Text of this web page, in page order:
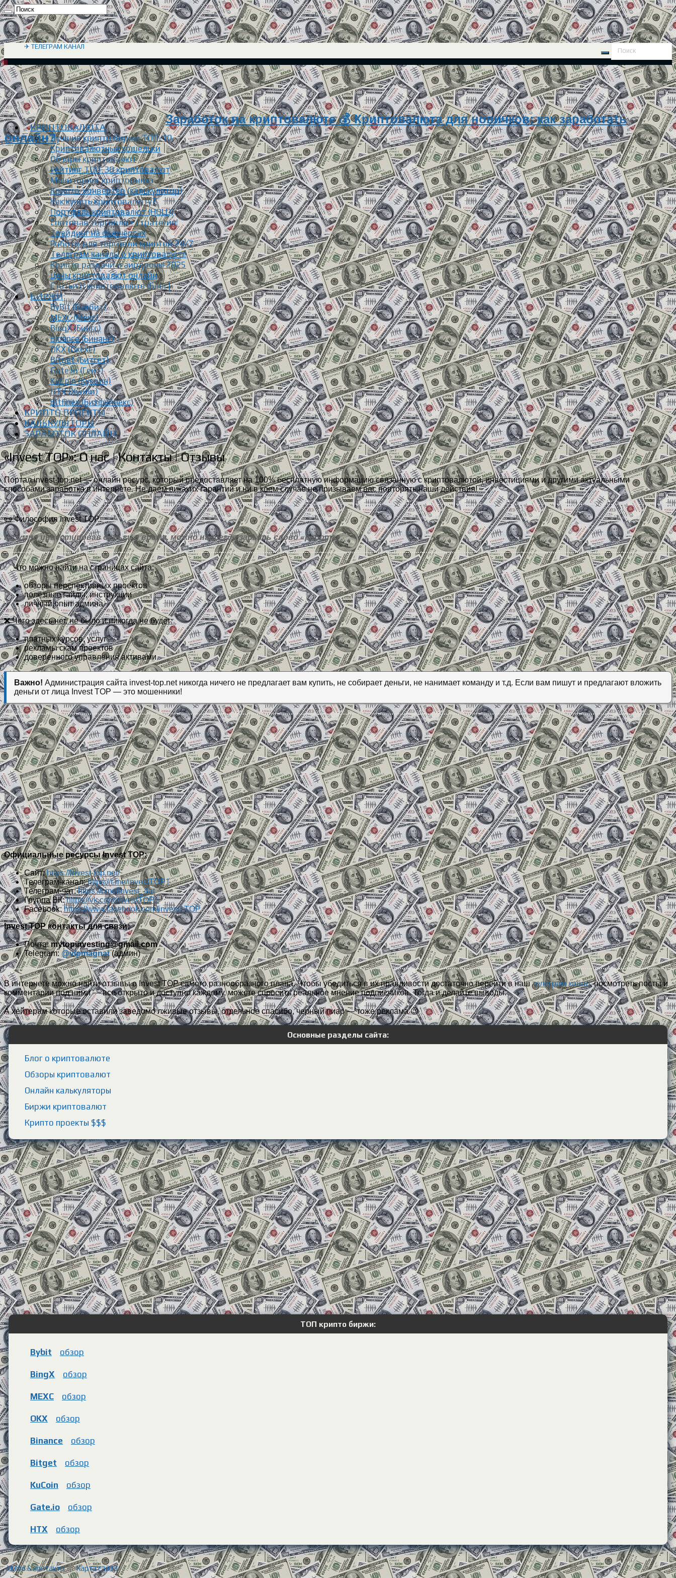
✈ ТЕЛЕГРАМ КАНАЛ
Заработок на криптовалюте 💰 Криптовалюта для новичков: как заработать
онлайн?
КРИПТОВАЛЮТА
Лучшие крипто биржи ТОП-10
Криптовалютные кошельки
Обзоры криптовалют
Рейтинг ТОП-30 криптовалют
Мониторинг крипторынка
Крипто-конвертер (калькулятор)
Как купить криптовалюту?
Портфель криптовалют (HOLD)
Спотовая торговля + стратегия!
Трейдинг на фьючерсах
Роботы для торговли криптой 24/7
Телеграм каналы о криптовалюте
Крипто раздачи и аирдропы 2025
Цены криптовалют онлайн
Статьи о криптовалюте [Блог]
БИРЖИ
ByBit (Байбит)
MEXC (Мекс)
BingX (Бингс)
Binance (Бинанс)
OKX (Окекс)
Bitget (Битгет)
Gate.io (Гейт)
KuCoin (Кукоин)
HTX (Хуоби)
Bitfinex (Битфайнекс)
КРИПТО ПРОЕКТЫ
КАЛЬКУЛЯТОРЫ
ЗАРАБОТОК ОНЛАЙН
«Invest TOP»: О нас | Контакты | Отзывы
Портал invest-top.net — онлайн ресурс, который предоставляет на 100% бесплатную информацию связанную с криптовалютой, инвестициями и другими актуальными
способами заработка в интернете. Не даем никаких гарантий и ни в коем случае не призываем вас повторять наши действия!
📜 Философия Invest TOP:
Разумно инвестировав деньги и время, можно навсегда забыть слово «работа».
✅Что можно найти на страницах сайта:
обзоры перспективных проектов
полезные гайды, инструкции
личный опыт админа
❌Чего здесь нет, не было и никогда не будет:
платных курсов, услуг
рекламы скам проектов
доверенного управления активами
Важно! Администрация сайта invest-top.net никогда ничего не предлагает вам купить, не собирает деньги, не нанимает команду и т.д. Если вам пишут и предлагают вложить
деньги от лица Invest TOP — это мошенники!
Официальные ресурсы Invest TOP:
Сайт:https://invest-top.net/
Телеграм-канал:https://t.me/investTOP1
Телеграм-чат:https://t.me/invest_4at
Группа ВК:https://vk.com/investTOP1
Facebook:https://www.facebook.com/invest1TOP
Invest TOP контакты для связи:
Почта:mytopinvesting@gmail.com
Telegram: @vipmagnat(админ)
В интернете можно найти отзывы о Invest TOP самого разнообразного плана. Чтобы убедиться в их правдивости достаточно перейти в наштелеграм канал, посмотреть посты и
комментарии под ними — все открыто и доступно каждому, можете спросить реальное мнение подписчиков. Тогда и делайте выводы.
А хейтерам которые оставили заведомо лживые отзывы, отдельное спасибо, черный пиар — тоже реклама 😉
Основные разделы сайта:
Блог о криптовалюте
Обзоры криптовалют
Онлайн калькуляторы
Биржи криптовалют
Крипто проекты $$$
ТОП крипто биржи:
Bybit обзор
BingX обзор
MEXC обзор
OKX обзор
Binance обзор
Bitget обзор
KuCoin обзор
Gate.io обзор
HTX обзор
Инфо & контакты | Карта сайта